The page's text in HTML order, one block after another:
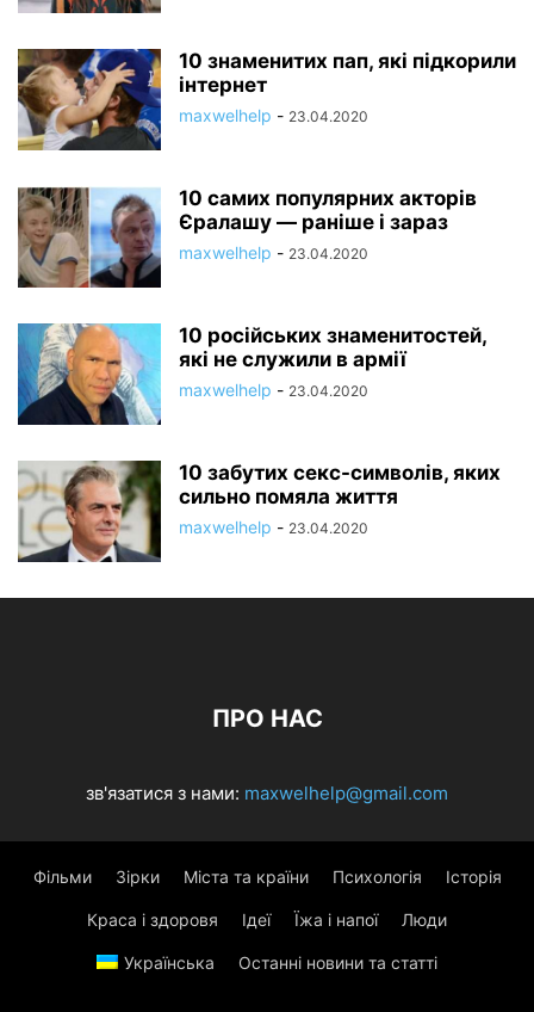
10 знаменитих пап, які підкорили
інтернет
maxwelhelp - 23.04.2020
10 самих популярних акторів
Єралашу — раніше і зараз
maxwelhelp - 23.04.2020
10 російських знаменитостей,
які не служили в армії
maxwelhelp - 23.04.2020
10 забутих секс-символів, яких
сильно помяла життя
maxwelhelp - 23.04.2020
ПРО НАС
зв'язатися з нами: maxwelhelp@gmail.com
Фільми Зірки Міста та країни Психологія Історія
Краса і здоровя Ідеї Їжа і напої Люди
Українська Останні новини та статті